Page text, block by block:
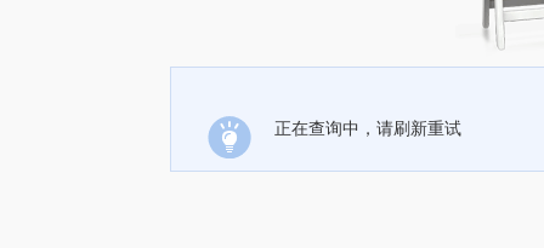
正在查询中，请刷新重试